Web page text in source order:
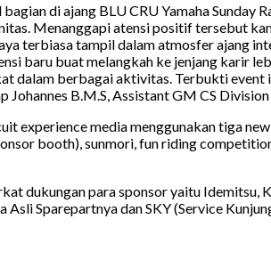
di ajang BLU CRU Yamaha Sunday
Menanggapi atensi positif tersebut
terbiasa tampil dalam atmosfer ajang
baru buat melangkah ke jenjang karir
dalam berbagai aktivitas. Terbukti
Johannes B.M.S, Assistant GM CS
experience media menggunakan tiga
booth), sunmori, fun riding
dukungan para sponsor yaitu Idemitsu,
Sparepartnya dan SKY (Service